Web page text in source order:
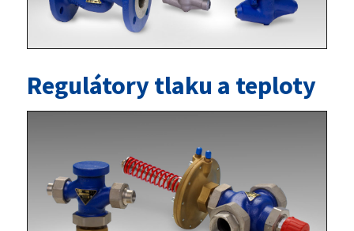
Regulátory tlaku a teploty